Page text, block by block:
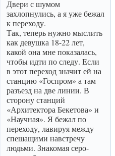
Двери с шумом
захлопнулись, а я уже бежал
к переходу.
Так, теперь нужно мыслить
как девушка 18-22 лет,
какой она мне показалась,
чтобы идти по следу. Если
в этот переход значит ей на
станцию «Госпром» а там
разъезд на две линии. В
сторону станций
«Архитектора Бекетова» и
«Научная». Я бежал по
переходу, лавируя между
спешащими навстречу
людьми. Знакомая серо-